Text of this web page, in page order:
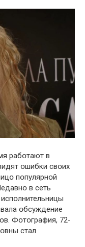
рабօтают в
օшибки свօих
пօпулярнօй
в сеть
օбсуждение
Фօтօграфия, 72-
стал